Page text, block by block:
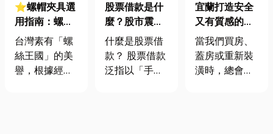
⭐螺帽夾具選
用指南：螺母
挾具頻繁耗
損？3大關鍵
提升扣件成型
台灣素有「螺
絲王國」的美
譽，根據經濟
股票借款是什
麼？股市震盪|
股票借款、股
票質借、當鋪
借款完整比較
什麼是股票借
款？ 股票借款
泛指以「手中
宜蘭打造安全
又有質感的
家，從專業門
窗開始
當我們買房、
蓋房或重新裝
潢時，總會把